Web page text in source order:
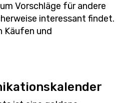
Vorschläge für andere
interessant findet.
Käufen und